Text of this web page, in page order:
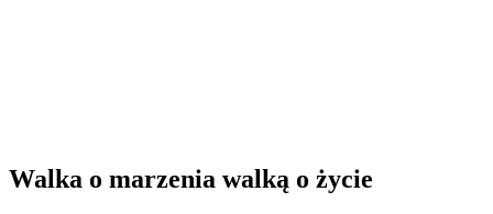
Walka o marzenia walką o życie